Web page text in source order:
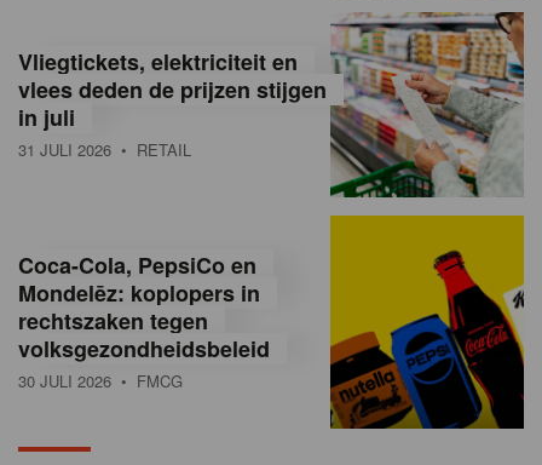
g
ë
e
a
Vliegtickets, elektriciteit en
vlees deden de prijzen stijgen
in juli
31 JULI 2026 • RETAIL
Coca-Cola, PepsiCo en
Mondelēz: koplopers in
rechtszaken tegen
volksgezondheidsbeleid
30 JULI 2026 • FMCG